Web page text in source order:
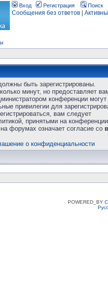
Вход Регистрация Поиск
Сообщения без ответов
быть зарегистрированы.
минут, но предоставляет
конференции
привилегии для
вам следует
принятыми на
форумах означает согласие со
о конфиденциальности
POWERED_BY